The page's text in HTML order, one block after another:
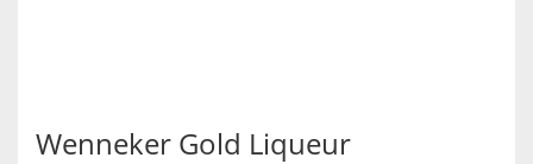
Wenneker Gold Liqueur